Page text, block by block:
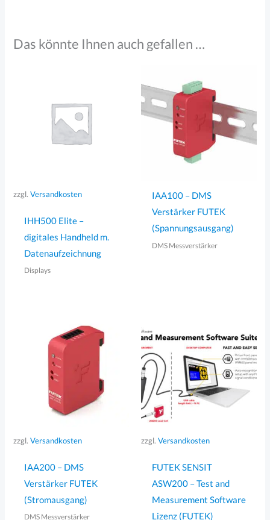
Das könnte Ihnen auch gefallen …
zzgl.Versandkosten
IHH500 Elite –
digitales Handheld m.
Datenaufzeichnung
Displays
IAA100 – DMS
Verstärker FUTEK
(Spannungsausgang)
DMS Messverstärker
zzgl.Versandkosten
IAA200 – DMS
Verstärker FUTEK
(Stromausgang)
DMS Messverstärker
zzgl. Versandkosten
FUTEK SENSIT
ASW200 – Test and
Measurement Software
Lizenz (FUTEK)